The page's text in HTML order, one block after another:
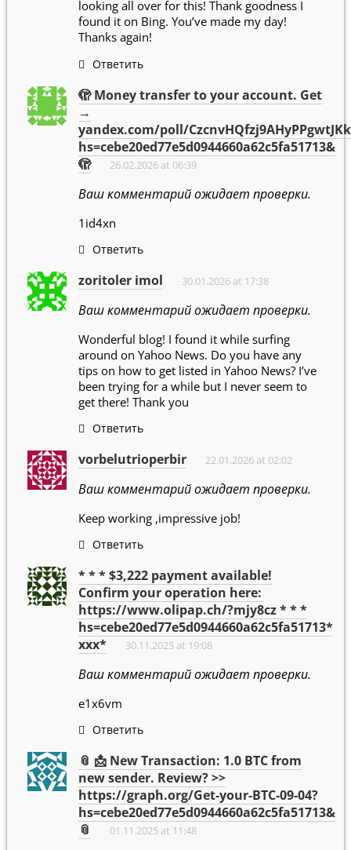
looking all over for this! Thank goodness I
found it on Bing. You’ve made my day!
Thanks again!
Ответить
🫣 Money transfer to your account. Get
→
yandex.com/poll/
hs=cebe20ed77e5d0944660a62c5fa51713&
🫣
26.02.2026 at 06:39
Ваш комментарий ожидает проверки.
1id4xn
Ответить
zoritoler imol 30.01.2026 at 17:38
Ваш комментарий ожидает проверки.
Wonderful blog! I found it while surfing
around on Yahoo News. Do you have any
tips on how to get listed in Yahoo News? I’ve
been trying for a while but I never seem to
get there! Thank you
Ответить
vorbelutrioperbir 22.01.2026 at 02:02
Ваш комментарий ожидает проверки.
Keep working ,impressive job!
Ответить
* * * $3,222 payment available!
Confirm your operation here:
https://www.olipap.ch/?mjy8cz * * *
hs=cebe20ed77e5d0944660a62c5fa51713*
ххх*
30.11.2025 at 19:08
Ваш комментарий ожидает проверки.
e1x6vm
Ответить
📎 📩 New Transaction: 1.0 BTC from
new sender. Review? >>
https://graph.org/Get-your-BTC-09-04?
hs=cebe20ed77e5d0944660a62c5fa51713&
📎
01.11.2025 at 11:48